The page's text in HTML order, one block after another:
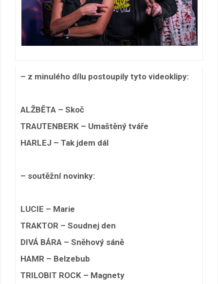
– z minulého dílu postoupily tyto videoklipy:
ALŽBĚTA – Skoč
TRAUTENBERK – Umaštěný tváře
HARLEJ – Tak jdem dál
– soutěžní novinky:
LUCIE – Marie
TRAKTOR – Soudnej den
DIVÁ BÁRA – Sněhový sáně
HAMR – Belzebub
TRILOBIT ROCK – Magnety